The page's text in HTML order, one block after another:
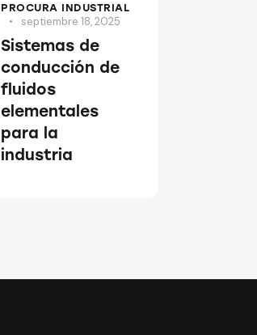
PROCURA INDUSTRIAL
septiembre 18, 2025
Sistemas de
conducción de
fluidos
elementales
para la
industria